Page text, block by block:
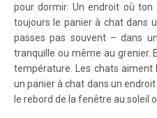
pour dormir. Un endroit où
toujours le panier à chat dans
passes pas souvent – dans
tranquille ou même au grenier.
température. Les chats aiment
un panier à chat dans un
le rebord de la fenêtre au soleil